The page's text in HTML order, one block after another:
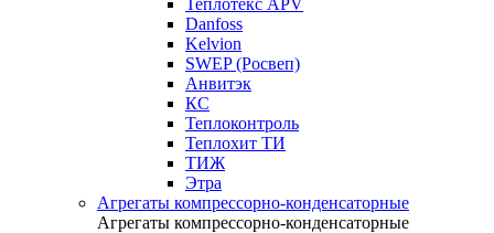
Теплотекс APV
Danfoss
Kelvion
SWEP (Росвеп)
Анвитэк
КС
Теплоконтроль
Теплохит ТИ
ТИЖ
Этра
Агрегаты компрессорно-конденсаторные
Агрегаты компрессорно-конденсаторные